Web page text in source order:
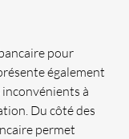
pour
également
inconvénients à
Du côté des
permet